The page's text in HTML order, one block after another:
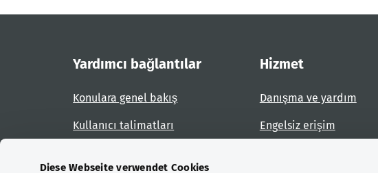
Diese Webseite verwendet Cookies
Yardımcı bağlantılar
Konulara genel bakış
Kullanıcı talimatları
Hizmet
Danışma ve yardım
Engelsiz erişim